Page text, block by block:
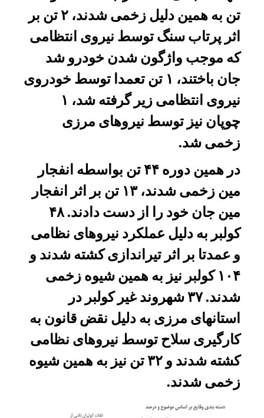
تن به همین دلیل زخمی شدند، ۲ تن بر
اثر پرتاب سنگ توسط نیروی انتظامی
که موجب واژگون شدن خودرو شد
جان باختند، ۱ تن تعمدا توسط خودروی
نیروی انتظامی زیر گرفته شد، ۱
چوپان نیز توسط نیروهای مرزی
زخمی شد.
در همین دوره ۴۴ تن بواسطه انفجار
مین زخمی شدند، ۱۳ تن بر اثر انفجار
مین جان خود را از دست دادند. ۴۸
کولبر به دلیل عملکرد نیروهای نظامی
و عمدتا بر اثر تیراندازی کشته شدند و
۱۰۴ کولبر نیز به همین شیوه زخمی
شدند. ۳۷ شهروند غیر کولبر در
استانهای مرزی به دلیل نقض قانون به
کارگیری سلاح توسط نیروهای نظامی
کشته شدند و ۳۲ تن نیز به همین شیوه
زخمی شدند.